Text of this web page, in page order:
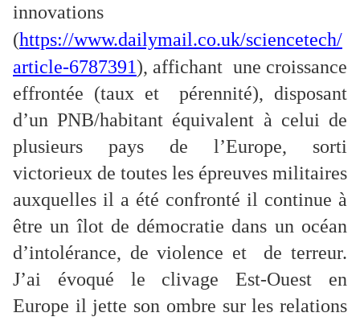
innovations
(https://www.dailymail.co.uk/sciencetech/
article-6787391), affichant une croissance
effrontée (taux et pérennité), disposant
d’un PNB/habitant équivalent à celui de
plusieurs pays de l’Europe, sorti
victorieux de toutes les épreuves militaires
auxquelles il a été confronté il continue à
être un îlot de démocratie dans un océan
d’intolérance, de violence et de terreur.
J’ai évoqué le clivage Est-Ouest en
Europe il jette son ombre sur les relations